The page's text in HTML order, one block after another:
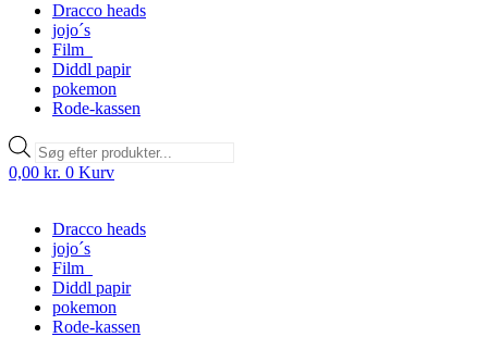
Dracco heads
jojo´s
Film
Diddl papir
pokemon
Rode-kassen
Products
search
0,00 kr. 0 Kurv
Dracco heads
jojo´s
Film
Diddl papir
pokemon
Rode-kassen